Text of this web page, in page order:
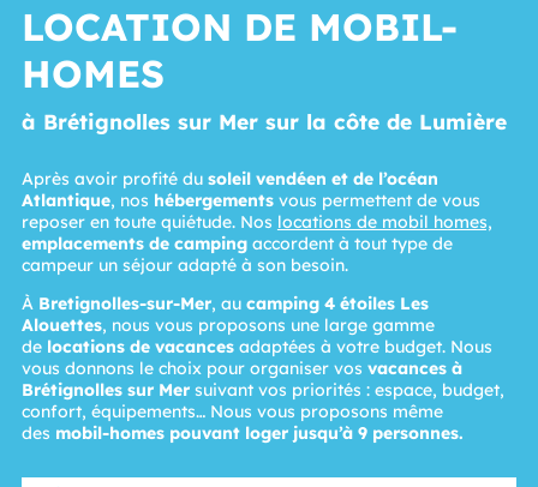
LOCATION DE MOBIL-
HOMES
à Brétignolles sur Mer sur la côte de Lumière
Après avoir profité du soleil vendéen et de l’océan
Atlantique, nos hébergementsvous permettent de vous
reposer en toute quiétude. Nos locations de mobil homes,
emplacements de campingaccordent à tout type de
campeur un séjour adapté à son besoin.
ÀBretignolles-sur-Mer, au camping 4 étoiles Les
Alouettes, nous vous proposons une large gamme
de locations de vacancesadaptées à votre budget. Nous
vous donnons le choix pour organiser vos vacances à
Brétignolles sur Mersuivant vos priorités : espace, budget,
confort, équipements… Nous vous proposons même
des mobil-homes pouvant loger jusqu’à 9 personnes.